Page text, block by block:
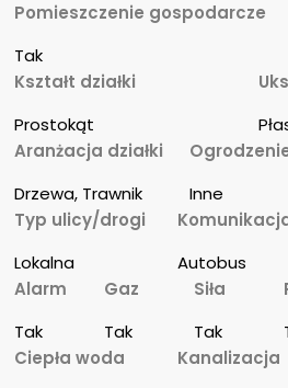
Pomieszczenie gospodarcze
Tak
Kształt działki
Prostokąt
Aranżacja działki
Drzewa, Trawnik
Inne
Typ ulicy/drogi
Lokalna
Autobus
Alarm
Tak
Gaz
Tak
Siła
Tak
Ciepła woda
Kanalizacja